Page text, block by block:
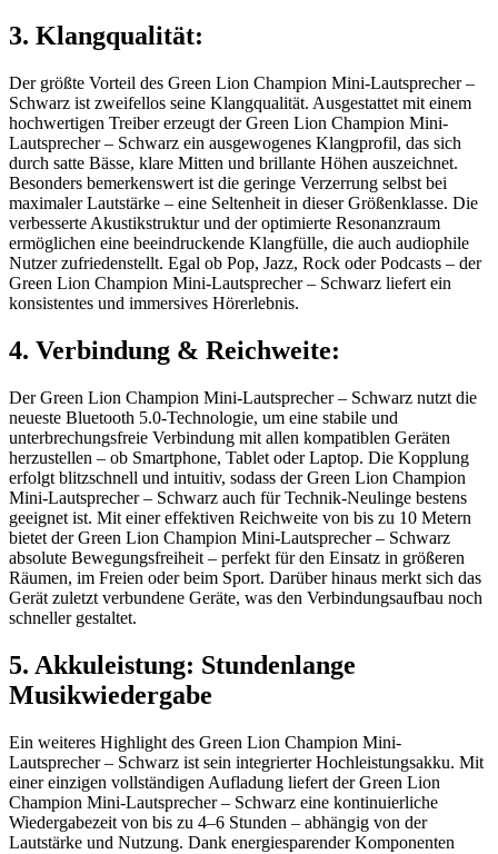
3. Klangqualität:
Der größte Vorteil des Green Lion Champion Mini-Lautsprecher –
Schwarz ist zweifellos seine Klangqualität. Ausgestattet mit einem
hochwertigen Treiber erzeugt der Green Lion Champion Mini-
Lautsprecher – Schwarz ein ausgewogenes Klangprofil, das sich
durch satte Bässe, klare Mitten und brillante Höhen auszeichnet.
Besonders bemerkenswert ist die geringe Verzerrung selbst bei
maximaler Lautstärke – eine Seltenheit in dieser Größenklasse. Die
verbesserte Akustikstruktur und der optimierte Resonanzraum
ermöglichen eine beeindruckende Klangfülle, die auch audiophile
Nutzer zufriedenstellt. Egal ob Pop, Jazz, Rock oder Podcasts – der
Green Lion Champion Mini-Lautsprecher – Schwarz liefert ein
konsistentes und immersives Hörerlebnis.
4. Verbindung & Reichweite:
Der Green Lion Champion Mini-Lautsprecher – Schwarz nutzt die
neueste Bluetooth 5.0-Technologie, um eine stabile und
unterbrechungsfreie Verbindung mit allen kompatiblen Geräten
herzustellen – ob Smartphone, Tablet oder Laptop. Die Kopplung
erfolgt blitzschnell und intuitiv, sodass der Green Lion Champion
Mini-Lautsprecher – Schwarz auch für Technik-Neulinge bestens
geeignet ist. Mit einer effektiven Reichweite von bis zu 10 Metern
bietet der Green Lion Champion Mini-Lautsprecher – Schwarz
absolute Bewegungsfreiheit – perfekt für den Einsatz in größeren
Räumen, im Freien oder beim Sport. Darüber hinaus merkt sich das
Gerät zuletzt verbundene Geräte, was den Verbindungsaufbau noch
schneller gestaltet.
5. Akkuleistung: Stundenlange
Musikwiedergabe
Ein weiteres Highlight des Green Lion Champion Mini-
Lautsprecher – Schwarz ist sein integrierter Hochleistungsakku. Mit
einer einzigen vollständigen Aufladung liefert der Green Lion
Champion Mini-Lautsprecher – Schwarz eine kontinuierliche
Wiedergabezeit von bis zu 4–6 Stunden – abhängig von der
Lautstärke und Nutzung. Dank energiesparender Komponenten